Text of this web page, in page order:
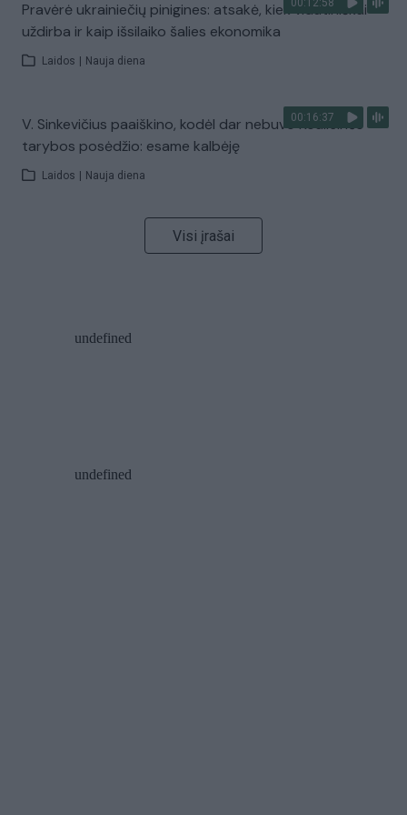
00:12:58
Pravėrė ukrainiečių pinigines: atsakė, kiek vidutiniškai
uždirba ir kaip išsilaiko šalies ekonomika
Laidos Nauja diena
00:16:37
V. Sinkevičius paaiškino, kodėl dar nebuvo Koalicinės
tarybos posėdžio: esame kalbėję
Laidos Nauja diena
Visi įrašai